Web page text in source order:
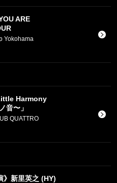
ARE
Yokohama
Harmony
音〜」
QUATTRO
》新里英之 (HY)